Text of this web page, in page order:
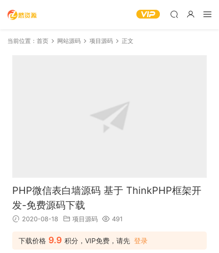
当前位置： 首页 网站源码 项目源码 正文
PHP微信表白墙源码 基于 ThinkPHP框架开
发-免费源码下载
2020-08-18 项目源码 491
下载价格 9.9 积分，VIP免费，请先 登录